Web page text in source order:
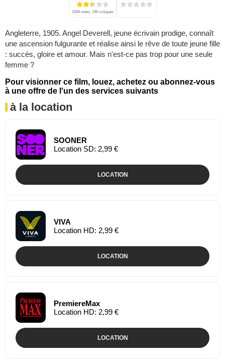
1094 notes, 196 critiques
Angleterre, 1905. Angel Deverell, jeune écrivain prodige, connaît
une ascension fulgurante et réalise ainsi le rêve de toute jeune fille
: succès, gloire et amour. Mais n'est-ce pas trop pour une seule
femme ?
Pour visionner ce film, louez, achetez ou abonnez-vous
à une offre de l'un des services suivants
à la location
SOONER
Location SD: 2,99 €
LOCATION
VIVA
Location HD: 2,99 €
LOCATION
PremiereMax
Location HD: 2,99 €
LOCATION